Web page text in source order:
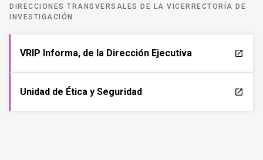
DIRECCIONES TRANSVERSALES DE LA VICERRECTORÍA DE
INVESTIGACIÓN
VRIP Informa, de la Dirección Ejecutiva launch
Unidad de Ética y Seguridad launch